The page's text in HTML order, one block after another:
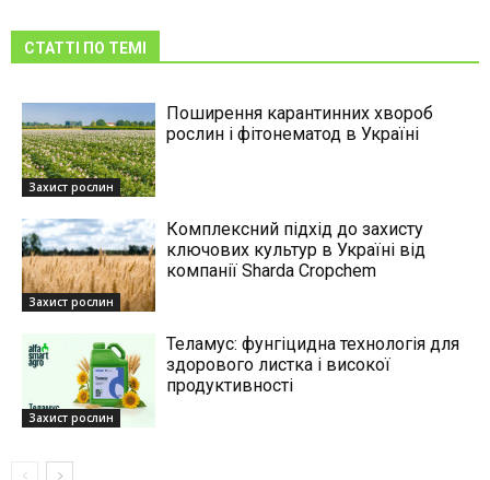
СТАТТІ ПО ТЕМІ
Захист рослин
Поширення карантинних хвороб
рослин і фітонематод в Україні
Захист рослин
Комплексний підхід до захисту
ключових культур в Україні від
компанії Sharda Cropchem
Захист рослин
Теламус: фунгіцидна технологія для
здорового листка і високої
продуктивності